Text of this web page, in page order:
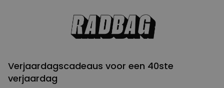
Verjaardagscadeaus voor een 40ste
verjaardag